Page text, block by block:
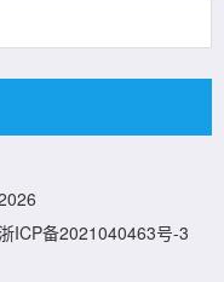
ICP备2021040463号-3